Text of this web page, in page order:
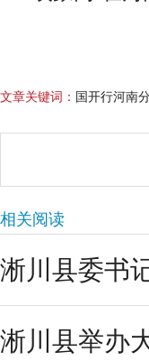
文章关键词： 国开行河南
相关阅读
淅川县委书
淅川县举办